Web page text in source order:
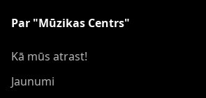
Par "Mūzikas Centrs"
Kā mūs atrast!
Jaunumi